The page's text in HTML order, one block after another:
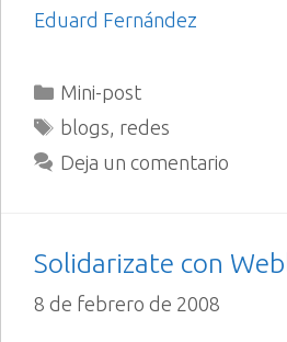
Eduard Fernández
Categorías
Mini-post
Etiquetas
blogs redes
Deja un comentario
Solidarizate con
8 de febrero de 2008